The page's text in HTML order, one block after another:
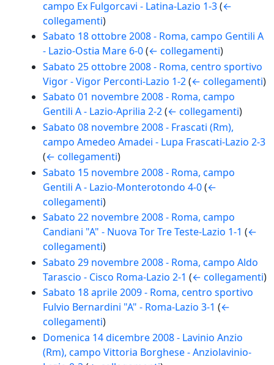
campo Ex Fulgorcavi - Latina-Lazio 1-3 (←
collegamenti)
Sabato 18 ottobre 2008 - Roma, campo Gentili A
- Lazio-Ostia Mare 6-0 (← collegamenti)
Sabato 25 ottobre 2008 - Roma, centro sportivo
Vigor - Vigor Perconti-Lazio 1-2 (← collegamenti)
Sabato 01 novembre 2008 - Roma, campo
Gentili A - Lazio-Aprilia 2-2 (← collegamenti)
Sabato 08 novembre 2008 - Frascati (Rm),
campo Amedeo Amadei - Lupa Frascati-Lazio 2-3
(← collegamenti)
Sabato 15 novembre 2008 - Roma, campo
Gentili A - Lazio-Monterotondo 4-0 (←
collegamenti)
Sabato 22 novembre 2008 - Roma, campo
Candiani "A" - Nuova Tor Tre Teste-Lazio 1-1 (←
collegamenti)
Sabato 29 novembre 2008 - Roma, campo Aldo
Tarascio - Cisco Roma-Lazio 2-1 (← collegamenti)
Sabato 18 aprile 2009 - Roma, centro sportivo
Fulvio Bernardini "A" - Roma-Lazio 3-1 (←
collegamenti)
Domenica 14 dicembre 2008 - Lavinio Anzio
(Rm), campo Vittoria Borghese - Anziolavinio-